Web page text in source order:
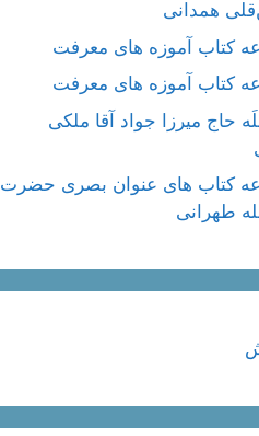
همدانی
کتاب آموزه های معرفت
کتاب آموزه های معرفت
حاج میرزا جواد آقا ملکی
کتاب های عنوان بصری حضرت
طهرانی